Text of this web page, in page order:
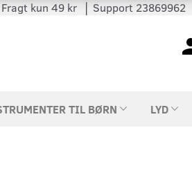
kun 49 kr │ Support 23869962
TIL BØRN LYD